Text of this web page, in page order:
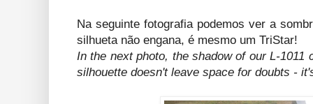
Na seguinte fotografia podemos ver a
silhueta não engana, é mesmo um TriStar!
In the next photo, the shadow of our L-1011
silhouette doesn't leave space for doubts -